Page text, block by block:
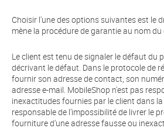
Choisir l'une des options suivantes est le
mène la procédure de garantie au nom du
Le client est tenu de signaler le défaut du
décrivant le défaut. Dans le protocole de
fournir son adresse de contact, son
adresse e-mail. MobileShop n'est pas
inexactitudes fournies par le client dans
responsable de l'impossibilité de livrer le
fourniture d'une adresse fausse ou